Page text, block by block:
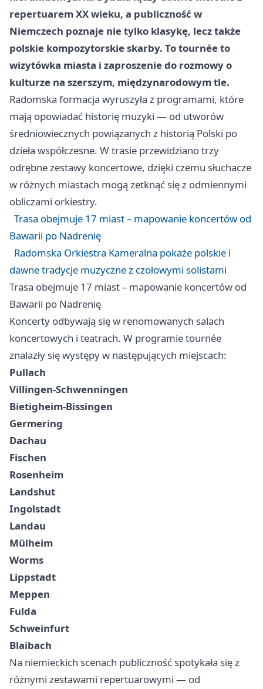
repertuarem XX wieku, a publiczność w
Niemczech poznaje nie tylko klasykę, lecz także
polskie kompozytorskie skarby. To tournée to
wizytówka miasta i zaproszenie do rozmowy o
kulturze na szerszym, międzynarodowym tle.
Radomska formacja wyruszyła z programami, które
mają opowiadać historię muzyki — od utworów
średniowiecznych powiązanych z historią Polski po
dzieła współczesne. W trasie przewidziano trzy
odrębne zestawy koncertowe, dzięki czemu słuchacze
w różnych miastach mogą zetknąć się z odmiennymi
obliczami orkiestry.
Trasa obejmuje 17 miast – mapowanie koncertów od
Bawarii po Nadrenię
Radomska Orkiestra Kameralna pokaże polskie i
dawne tradycje muzyczne z czołowymi solistami
Trasa obejmuje 17 miast – mapowanie koncertów od
Bawarii po Nadrenię
Koncerty odbywają się w renomowanych salach
koncertowych i teatrach. W programie tournée
znalazły się występy w następujących miejscach:
Pullach
Villingen‑Schwenningen
Bietigheim‑Bissingen
Germering
Dachau
Fischen
Rosenheim
Landshut
Ingolstadt
Landau
Mülheim
Worms
Lippstadt
Meppen
Fulda
Schweinfurt
Blaibach
Na niemieckich scenach publiczność spotykała się z
różnymi zestawami repertuarowymi — od